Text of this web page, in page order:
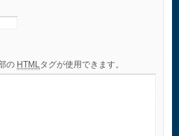
の HTML タグが使用できます。